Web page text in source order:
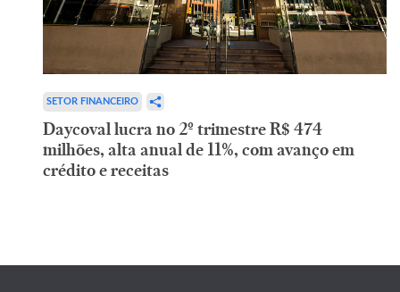
SETOR FINANCEIRO
Daycoval lucra no 2º trimestre R$ 474
milhões, alta anual de 11%, com avanço em
crédito e receitas